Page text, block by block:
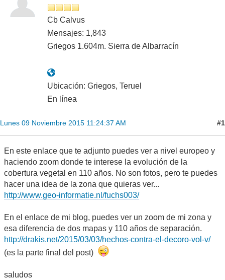
Cb Calvus
Mensajes: 1,843
Griegos 1.604m. Sierra de Albarracín
Ubicación: Griegos, Teruel
En línea
Lunes 09 Noviembre 2015 11:24:37 AM #1
En este enlace que te adjunto puedes ver a nivel europeo y
haciendo zoom donde te interese la evolución de la
cobertura vegetal en 110 años. No son fotos, pero te puedes
hacer una idea de la zona que quieras ver...
http://www.geo-informatie.nl/fuchs003/
En el enlace de mi blog, puedes ver un zoom de mi zona y
esa diferencia de dos mapas y 110 años de separación.
http://drakis.net/2015/03/03/hechos-contra-el-decoro-vol-v/
(es la parte final del post)
saludos